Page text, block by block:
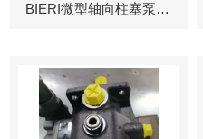
BIERI微型轴向柱塞泵AKP